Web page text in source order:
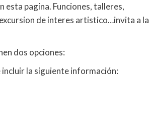
pagina. Funciones, talleres,
de interes artistico…invita a la
dos opciones:
incluir la siguiente información: